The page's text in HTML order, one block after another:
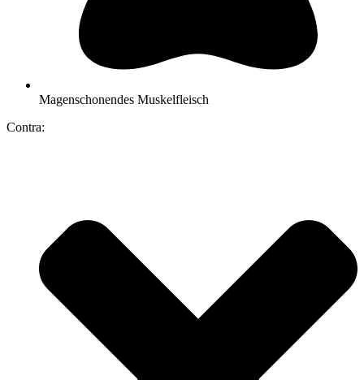
Magenschonendes Muskelfleisch
Contra: